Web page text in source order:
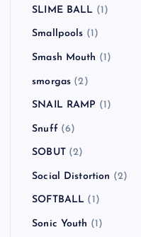
SLIME BALL (1)
Smallpools (1)
Smash Mouth (1)
smorgas (2)
SNAIL RAMP (1)
Snuff (6)
SOBUT(2)
Social Distortion (2)
SOFTBALL (1)
Sonic Youth (1)